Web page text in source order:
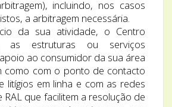
incluindo, nos casos
a arbitragem necessária.
da sua atividade, o Centro
as estruturas ou serviços
ao consumidor da sua área
como com o ponto de contacto
litígios em linha e com as redes
que facilitem a resolução de